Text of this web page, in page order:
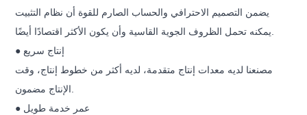
يضمن التصميم الاحترافي والحساب الصارم للقوة أن نظام التثبيت
● إنتاج سريع
مصنعنا لديه معدات إنتاج متقدمة، لديه أكثر من خطوط إنتاج، وقت
● عمر خدمة طويل